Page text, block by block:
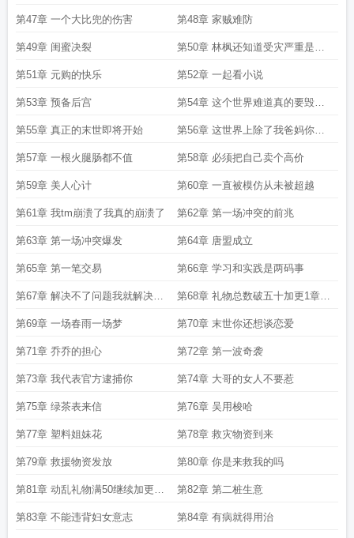
第47章 一个大比兜的伤害 第48章 家贼难防
第49章 闺蜜决裂 第50章 林枫还知道受灾严重是因
为他自己
第51章 元购的快乐 第52章 一起看小说
第53章 预备后宫 第54章 这个世界难道真的要毁灭
了吗
第55章 真正的末世即将开始 第56章 这世界上除了我爸妈你们
所有人都该死啊
第57章 一根火腿肠都不值 第58章 必须把自己卖个高价
第59章 美人心计 第60章 一直被模仿从未被超越
第61章 我tm崩溃了我真的崩溃了 第62章 第一场冲突的前兆
第63章 第一场冲突爆发 第64章 唐盟成立
第65章 第一笔交易 第66章 学习和实践是两码事
第67章 解决不了问题我就解决有
问题的人
第68章 礼物总数破五十加更1章以
后每次礼物总数破五十都加更
第69章 一场春雨一场梦 第70章 末世你还想谈恋爱
第71章 乔乔的担心 第72章 第一波奇袭
第73章 我代表官方逮捕你 第74章 大哥的女人不要惹
第75章 绿茶表来信 第76章 吴用梭哈
第77章 塑料姐妹花 第78章 救灾物资到来
第79章 救援物资发放 第80章 你是来救我的吗
第81章 动乱礼物满50继续加更每
次满50都加更
第82章 第二桩生意
第83章 不能违背妇女意志 第84章 有病就得用治